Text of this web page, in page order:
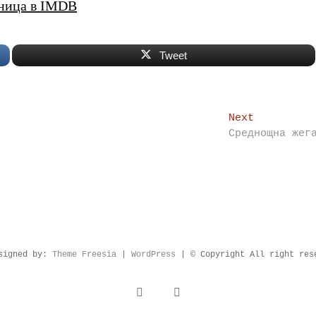
в IMDB
Tweet
Next
post:
Среднощна
by: Theme Freesia| WordPress | © Copyright All right
facebook